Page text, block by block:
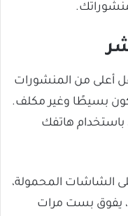
أعلى من المنشورات
بسيطًا وغير مكلف.
باستخدام هاتفك
الشاشات المحمولة،
يفوق بست مرات